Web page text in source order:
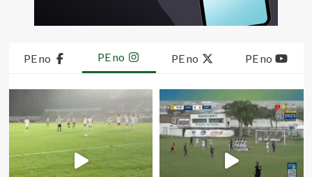
PE no PE no PE no PE no